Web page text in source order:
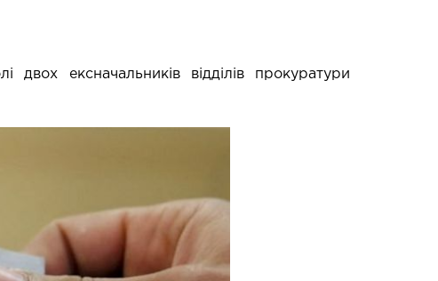
ексначальників відділів прокуратури